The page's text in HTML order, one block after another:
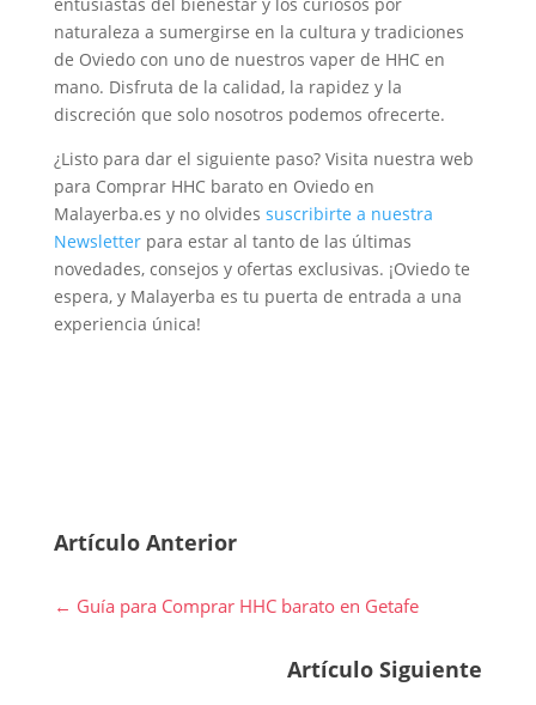
naturaleza a sumergirse en la cultura y tradiciones
de Oviedo con uno de nuestros vaper de HHC en
mano. Disfruta de la calidad, la rapidez y la
discreción que solo nosotros podemos ofrecerte.
¿Listo para dar el siguiente paso? Visita nuestra web
para Comprar HHC barato en Oviedo en
Malayerba.es y no olvides suscribirte a nuestra
Newsletterpara estar al tanto de las últimas
novedades, consejos y ofertas exclusivas. ¡Oviedo te
espera, y Malayerba es tu puerta de entrada a una
experiencia única!
Artículo Anterior
← Guía para Comprar HHC barato en Getafe
Artículo Siguiente